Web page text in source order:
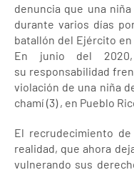
denuncia que una
durante varios días
batallón del Ejército en
En junio del 2020,
su responsabilidad
violación de una niña
chamí (3) , en Pueblo
El recrudecimiento
realidad, que ahora
vulnerando sus